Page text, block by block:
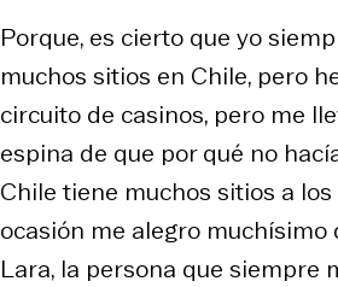
Porque, es cierto que yo
muchos sitios en Chile, pero
circuito de casinos, pero me
espina de que por qué no
Chile tiene muchos sitios a
ocasión me alegro muchísimo
Lara, la persona que siempre